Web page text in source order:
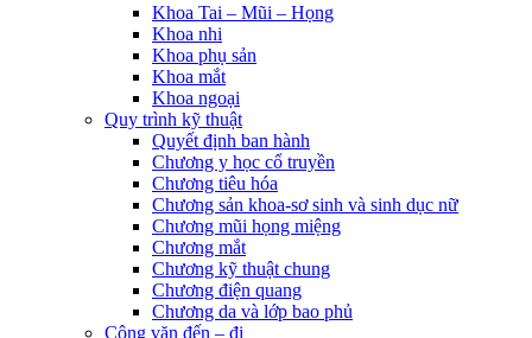
Khoa Tai – Mũi – Họng
Khoa nhi
Khoa phụ sản
Khoa mắt
Khoa ngoại
Quy trình kỹ thuật
Quyết định ban hành
Chương y học cổ truyền
Chương tiêu hóa
Chương sản khoa-sơ sinh và sinh dục nữ
Chương mũi họng miệng
Chương mắt
Chương kỹ thuật chung
Chương điện quang
Chương da và lớp bao phủ
Công văn đến – đi